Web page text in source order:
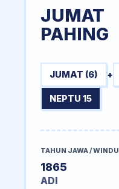
JUMAT
PAHING
JUMAT (6) +
NEPTU 15
TAHUN JAWA / WINDU
1865
ADI